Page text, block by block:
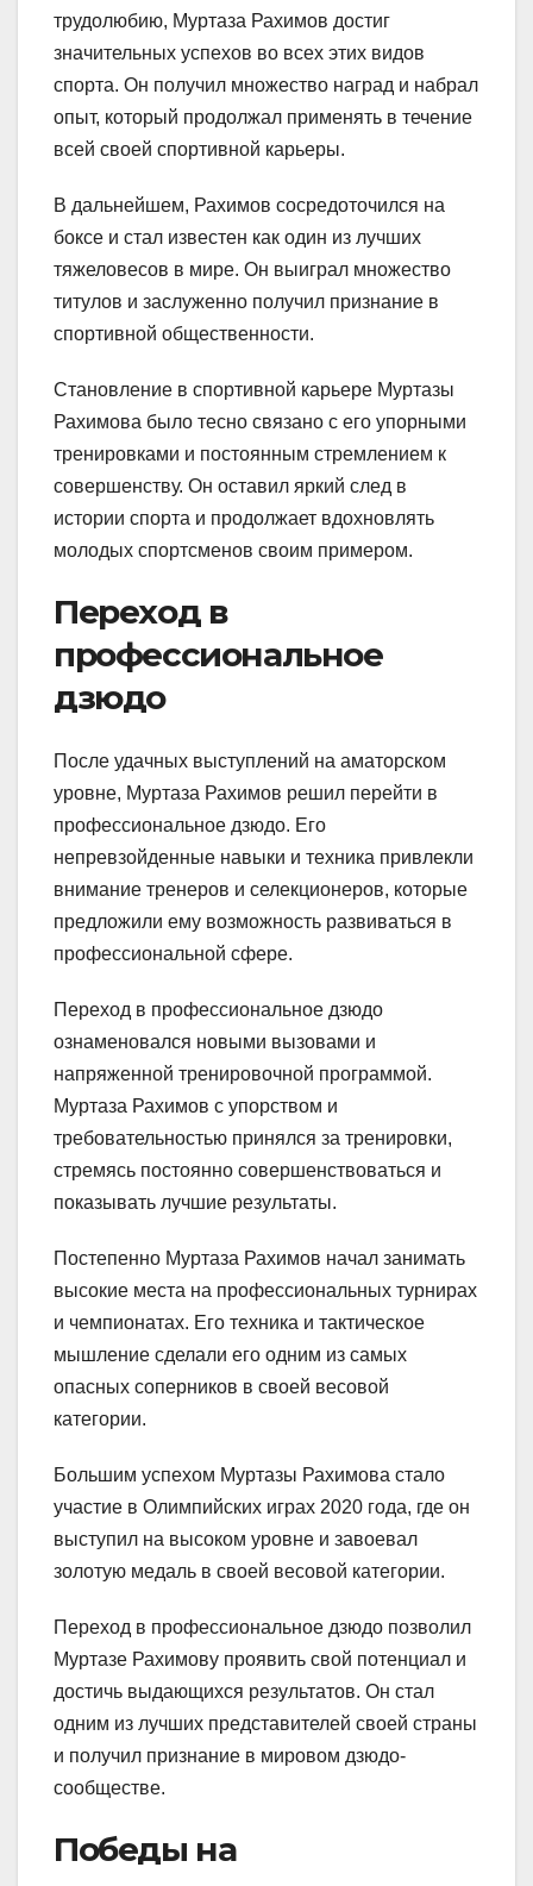
трудолюбию, Муртаза Рахимов достиг
значительных успехов во всех этих видов
спорта. Он получил множество наград и набрал
опыт, который продолжал применять в течение
всей своей спортивной карьеры.
В дальнейшем, Рахимов сосредоточился на
боксе и стал известен как один из лучших
тяжеловесов в мире. Он выиграл множество
титулов и заслуженно получил признание в
спортивной общественности.
Становление в спортивной карьере Муртазы
Рахимова было тесно связано с его упорными
тренировками и постоянным стремлением к
совершенству. Он оставил яркий след в
истории спорта и продолжает вдохновлять
молодых спортсменов своим примером.
Переход в
профессиональное
дзюдо
После удачных выступлений на аматорском
уровне, Муртаза Рахимов решил перейти в
профессиональное дзюдо. Его
непревзойденные навыки и техника привлекли
внимание тренеров и селекционеров, которые
предложили ему возможность развиваться в
профессиональной сфере.
Переход в профессиональное дзюдо
ознаменовался новыми вызовами и
напряженной тренировочной программой.
Муртаза Рахимов с упорством и
требовательностью принялся за тренировки,
стремясь постоянно совершенствоваться и
показывать лучшие результаты.
Постепенно Муртаза Рахимов начал занимать
высокие места на профессиональных турнирах
и чемпионатах. Его техника и тактическое
мышление сделали его одним из самых
опасных соперников в своей весовой
категории.
Большим успехом Муртазы Рахимова стало
участие в Олимпийских играх 2020 года, где он
выступил на высоком уровне и завоевал
золотую медаль в своей весовой категории.
Переход в профессиональное дзюдо позволил
Муртазе Рахимову проявить свой потенциал и
достичь выдающихся результатов. Он стал
одним из лучших представителей своей страны
и получил признание в мировом дзюдо-
сообществе.
Победы на